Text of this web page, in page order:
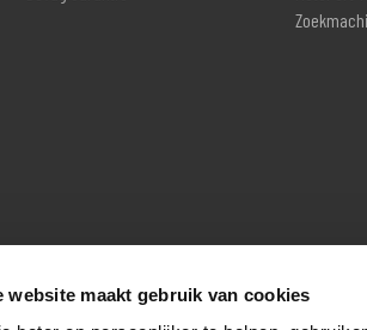
website maakt gebruik van cookies